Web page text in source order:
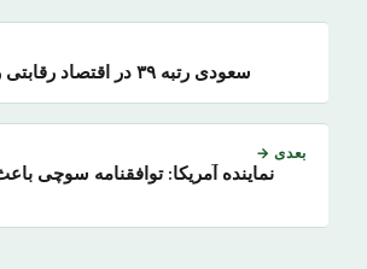
سعودی رتبه ۳۹ در اقتصاد رقابتی را به دست آورد
بعدی →
نماینده آمریکا: توافقنامه سوچی